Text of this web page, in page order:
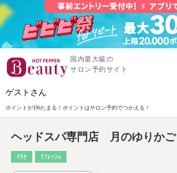
国内最大級の
サロン予約サイト
ゲストさん
ポイントが1%たまる！ ポイントはサロン予約でつかえる！
ヘッドスパ専門店 月のゆりかご
ﾘﾗｸ ﾘﾌﾚｯｼｭ